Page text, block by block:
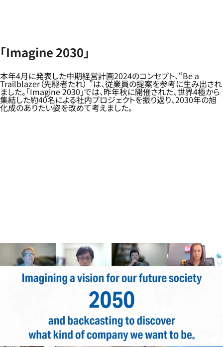
「Imagine 2030」
本年4月に発表した中期経営計画2024のコンセプト、“Be a
Trailblazer（先駆者たれ） ”は、従業員の提案を参考に生み出され
ました。「Imagine 2030」では、昨年秋に開催された、世界4極から
集結した約40名による社内プロジェクトを振り返り、2030年の旭
化成のありたい姿を改めて考えました。